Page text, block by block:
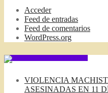
Acceder
Feed de entradas
Feed de comentarios
WordPress.org
VIOLENCIA
ASESINADAS EN 11